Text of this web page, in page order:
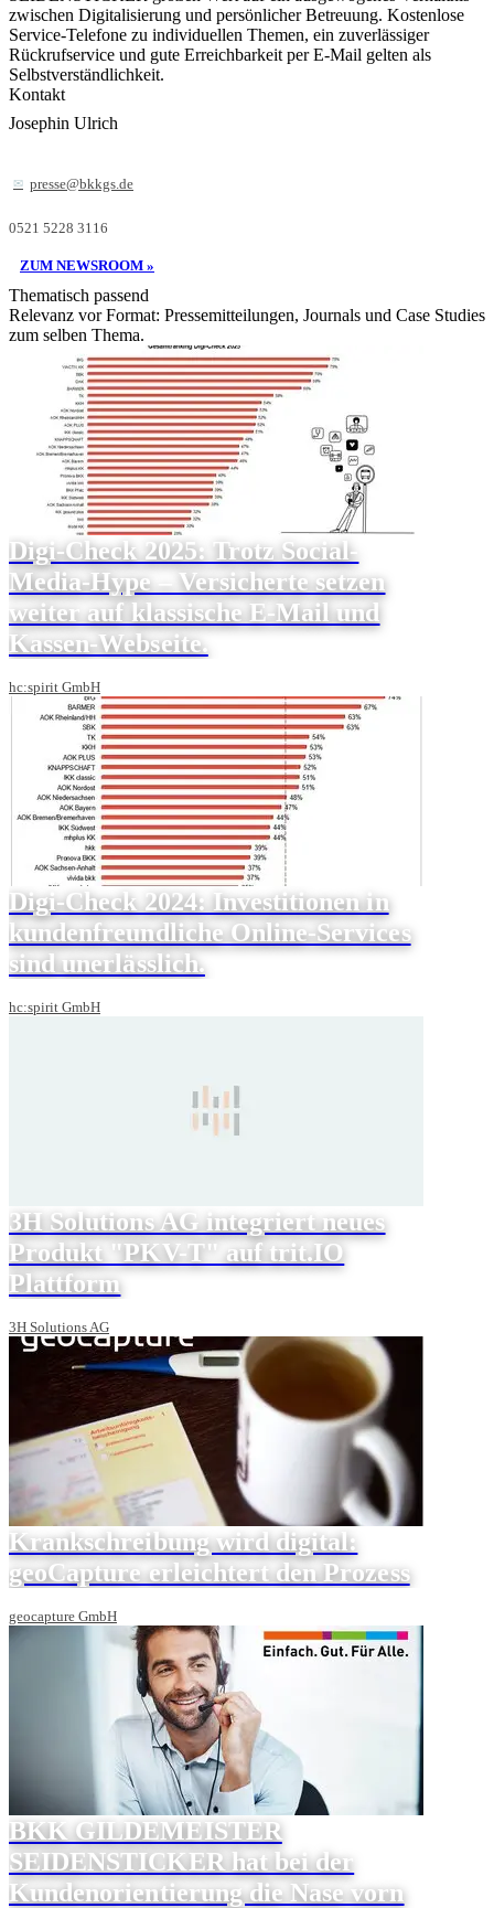
zwischen Digitalisierung und persönlicher Betreuung. Kostenlose
Service-Telefone zu individuellen Themen, ein zuverlässiger
Rückrufservice und gute Erreichbarkeit per E-Mail gelten als
Selbstverständlichkeit.
Kontakt
Josephin Ulrich
presse@bkkgs.de
0521 5228 3116
ZUM NEWSROOM »
Thematisch passend
Relevanz vor Format: Pressemitteilungen, Journals und Case Studies
zum selben Thema.
Digi-Check 2025: Trotz Social-
Media-Hype – Versicherte setzen
weiter auf klassische E-Mail und
Kassen-Webseite.
hc:spirit GmbH
Digi-Check 2024: Investitionen in
kundenfreundliche Online-Services
sind unerlässlich.
hc:spirit GmbH
3H Solutions AG integriert neues
Produkt "PKV-T" auf trit.IO
Plattform
3H Solutions AG
Krankschreibung wird digital:
geoCapture erleichtert den Prozess
geocapture GmbH
BKK GILDEMEISTER
SEIDENSTICKER hat bei der
Kundenorientierung die Nase vorn